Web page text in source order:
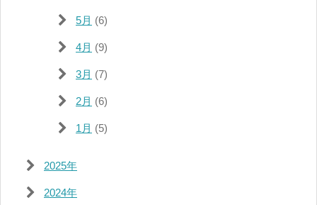
5月 (6)
4月 (9)
3月 (7)
2月 (6)
1月 (5)
2025年
2024年